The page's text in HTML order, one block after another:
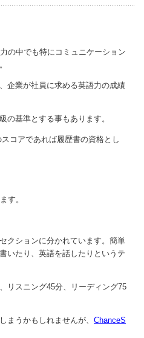
の中でも特にコミュニケーション
企業が社員に求める英語力の成績
の基準とする事もあります。
コアであれば履歴書の資格とし
す。
クションに分かれています。簡単
いたり、英語を話したりというテ
リスニング45分、リーディング75
まうかもしれませんが、 ChanceS